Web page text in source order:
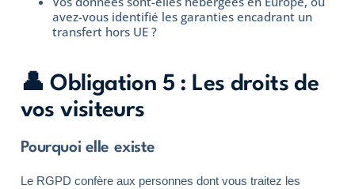
avez-vous identifié les garanties encadrant un
transfert hors UE ?
👤 Obligation 5 : Les droits de
vos visiteurs
Pourquoi elle existe
Le RGPD confère aux personnes dont vous traitez les